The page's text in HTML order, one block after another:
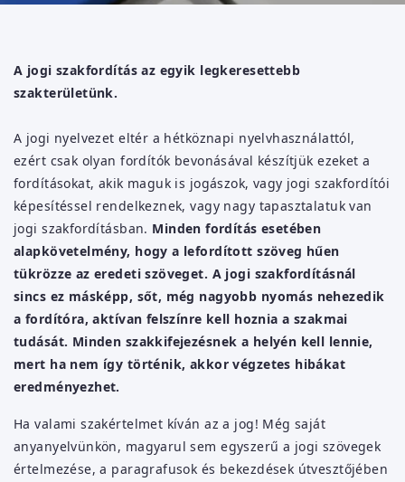
A jogi szakfordítás az egyik legkeresettebb
szakterületünk.
A jogi nyelvezet eltér a hétköznapi nyelvhasználattól,
ezért csak olyan fordítók bevonásával készítjük ezeket a
fordításokat, akik maguk is jogászok, vagy jogi szakfordítói
képesítéssel rendelkeznek, vagy nagy tapasztalatuk van
jogi szakfordításban. Minden fordítás esetében
alapkövetelmény, hogy a lefordított szöveg hűen
tükrözze az eredeti szöveget. A jogi szakfordításnál
sincs ez másképp, sőt, még nagyobb nyomás nehezedik
a fordítóra, aktívan felszínre kell hoznia a szakmai
tudását. Minden szakkifejezésnek a helyén kell lennie,
mert ha nem így történik, akkor végzetes hibákat
eredményezhet.
Ha valami szakértelmet kíván az a jog! Még saját
anyanyelvünkön, magyarul sem egyszerű a jogi szövegek
értelmezése, a paragrafusok és bekezdések útvesztőjében